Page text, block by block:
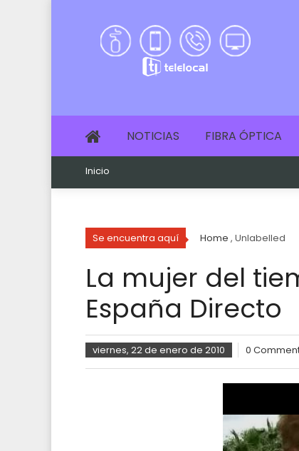
NOTICIAS FIBRA ÓPTICA
Inicio
Se encuentra aquí Home , Unlabelled
La mujer del
España Directo
viernes, 22 de enero de 2010 0